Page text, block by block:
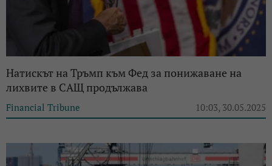
Натискът на Тръмп към Фед за понижаване на
лихвите в САЩ продължава
Financial Tribune 10:03, 30.05.2025